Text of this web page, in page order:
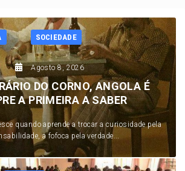
SOCIEDADE
Agosto 8, 2026
DO CORNO, ANGOLA É
A PRIMEIRA A SABER
quando aprende a trocar a curiosidade pela
a fofoca pela verdade...